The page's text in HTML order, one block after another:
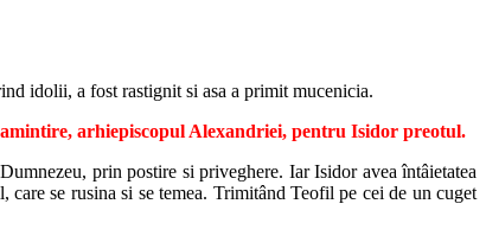
idolii, a fost rastignit si asa a primit mucenicia.
arhiepiscopul Alexandriei, pentru Isidor preotul.
prin postire si priveghere. Iar Isidor avea întâietatea
se rusina si se temea. Trimitând Teofil pe cei de un cuget